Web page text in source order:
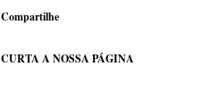
Compartilhe
CURTA A NOSSA PÁGINA